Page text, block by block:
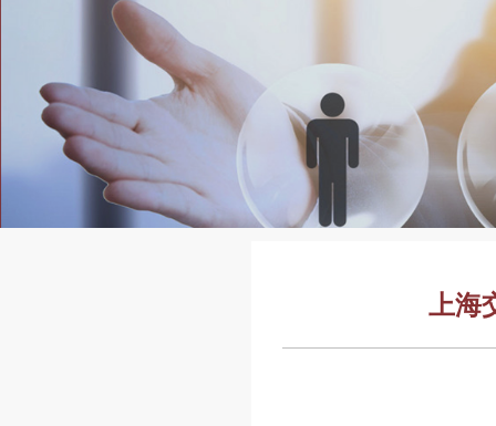
上海